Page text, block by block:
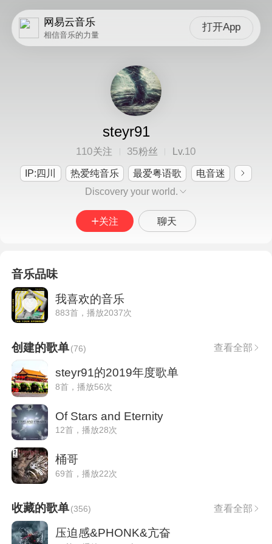
网易云音乐
相信音乐的力量
打开App
steyr91
110关注 35粉丝 Lv.10
IP:四川 热爱纯音乐 最爱粤语歌
电音迷
Discovery your world.
关注 聊天
音乐品味
我喜欢的音乐
883首，播放2037次
创建的歌单(76) 查看全部
steyr91的2019年度歌单
8首，播放56次
Of Stars and Eternity
12首，播放28次
桶哥
69首，播放22次
收藏的歌单(356) 查看全部
压迫感&PHONK&亢奋